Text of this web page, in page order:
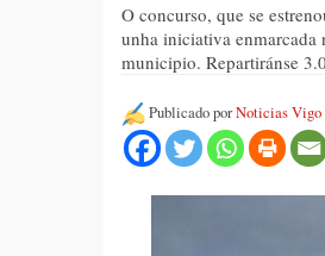
O concurso, que se
unha iniciativa enmarcada
municipio. Repartiránse
Publicado porNoticias Vigo